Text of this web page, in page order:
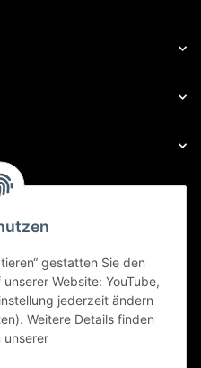
gestatten Sie den
Website: YouTube,
jederzeit ändern
Weitere Details finden
unserer